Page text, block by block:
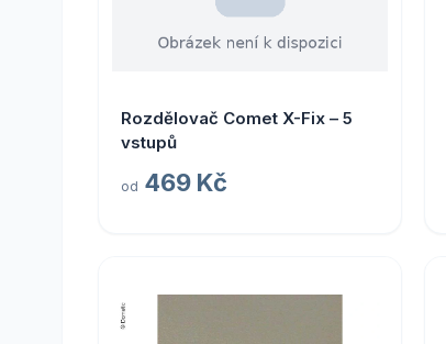
Rozdělovač Comet X-Fix – 5
vstupů
od 469 Kč